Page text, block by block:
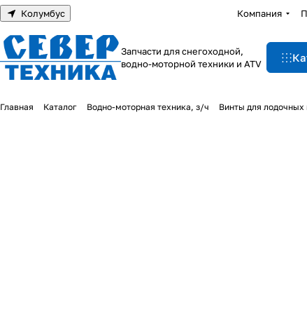
Колумбус Компания
Запчасти для снегоходной,
водно-моторной техники и ATV
Главная Каталог Водно-моторная техника, з/ч Винты для лодочных